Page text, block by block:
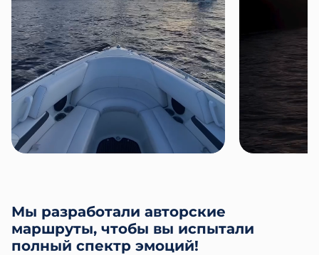
Мы разработали авторские
маршруты, чтобы вы испытали
полный спектр эмоций!